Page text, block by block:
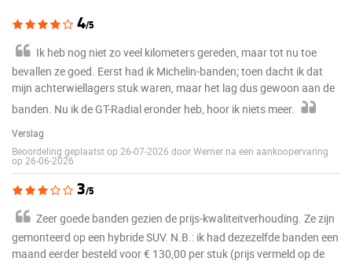
4/5
Ik heb nog niet zo veel kilometers gereden, maar tot nu toe
bevallen ze goed. Eerst had ik Michelin-banden; toen dacht ik dat
mijn achterwiellagers stuk waren, maar het lag dus gewoon aan de
banden. Nu ik de GT-Radial eronder heb, hoor ik niets meer.
Verslag
Beoordeling geplaatst op 26-07-2026 door Werner na een aankoopervaring
op 26-06-2026
3/5
Zeer goede banden gezien de prijs-kwaliteitverhouding. Ze zijn
gemonteerd op een hybride SUV. N.B.: ik had dezezelfde banden een
maand eerder besteld voor € 130,00 per stuk (prijs vermeld op de